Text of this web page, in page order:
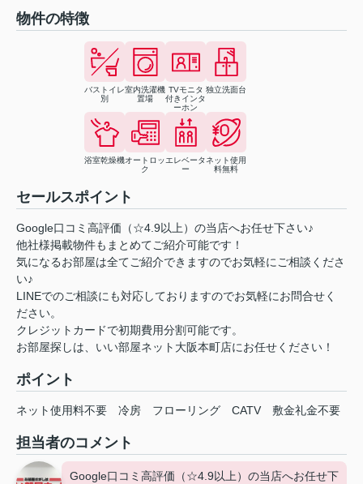
物件の特徴
バストイレ
別
室内洗濯機
置場
TVモニタ
付きインタ
ーホン
独立洗面台
浴室乾燥機オートロッ
ク
エレベータ
ー
ネット使用
料無料
セールスポイント
Google口コミ高評価（☆4.9以上）の当店へお任せ下さい♪
他社様掲載物件もまとめてご紹介可能です！
気になるお部屋は全てご紹介できますのでお気軽にご相談くださ
い♪
LINEでのご相談にも対応しておりますのでお気軽にお問合せく
ださい。
クレジットカードで初期費用分割可能です。
お部屋探しは、いい部屋ネット大阪本町店にお任せください！
ポイント
ネット使用料不要 冷房 フローリング CATV 敷金礼金不要
担当者のコメント
Google口コミ高評価（☆4.9以上）の当店へお任せ下